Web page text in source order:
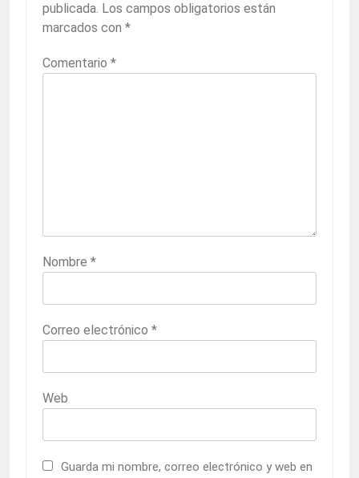
publicada. Los campos obligatorios están
marcados con *
Comentario *
Nombre *
Correo electrónico *
Web
Guarda mi nombre, correo electrónico y web en